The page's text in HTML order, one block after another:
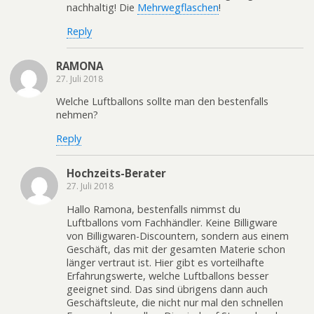
nachhaltig! Die Mehrwegflaschen!
Reply
RAMONA
27. Juli 2018
Welche Luftballons sollte man den bestenfalls
nehmen?
Reply
Hochzeits-Berater
27. Juli 2018
Hallo Ramona, bestenfalls nimmst du
Luftballons vom Fachhändler. Keine Billigware
von Billigwaren-Discountern, sondern aus einem
Geschäft, das mit der gesamten Materie schon
länger vertraut ist. Hier gibt es vorteilhafte
Erfahrungswerte, welche Luftballons besser
geeignet sind. Das sind übrigens dann auch
Geschäftsleute, die nicht nur mal den schnellen